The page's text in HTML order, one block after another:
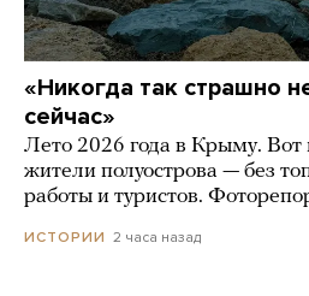
«Никогда так страшно
сейчас»
Лето 2026 года в Крыму. Вот
жители полуострова — без
работы и туристов.
ИСТОРИИ 2 часа назад